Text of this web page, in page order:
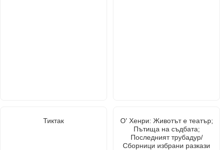
Тиктак
О' Хенри: Животът е театър;
Пътища на съдбата;
Последният трубадур/
Сборници избрани разкази